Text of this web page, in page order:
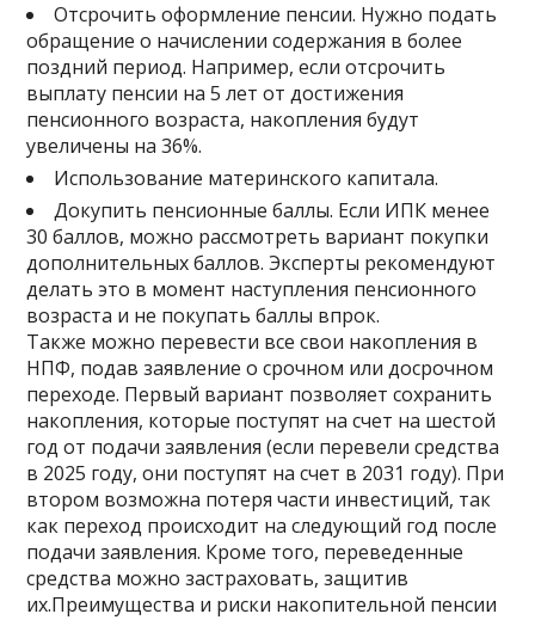
Отсрочить оформление пенсии. Нужно подать
обращение о начислении содержания в более
поздний период. Например, если отсрочить
выплату пенсии на 5 лет от достижения
пенсионного возраста, накопления будут
увеличены на 36%.
Использование материнского капитала.
Докупить пенсионные баллы. Если ИПК менее
30 баллов, можно рассмотреть вариант покупки
дополнительных баллов. Эксперты рекомендуют
делать это в момент наступления пенсионного
возраста и не покупать баллы впрок.
Также можно перевести все свои накопления в
НПФ, подав заявление о срочном или досрочном
переходе. Первый вариант позволяет сохранить
накопления, которые поступят на счет на шестой
год от подачи заявления (если перевели средства
в 2025 году, они поступят на счет в 2031 году). При
втором возможна потеря части инвестиций, так
как переход происходит на следующий год после
подачи заявления. Кроме того, переведенные
средства можно застраховать, защитив
их.Преимущества и риски накопительной пенсии